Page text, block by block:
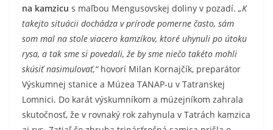
na kamzicu s maľbou Mengusovskej doliny v pozadí. „K
takejto situácii dochádza v prírode pomerne často, sám
som mal na stole viacero kamzíkov, ktoré uhynuli po útoku
rysa, a tak sme si povedali, že by sme niečo takéto mohli
skúsiť nasimulovať,“ hovorí Milan Kornajčík, preparátor
Výskumnej stanice a Múzea TANAP-u v Tatranskej
Lomnici. Do karát výskumníkom a múzejníkom zahrala
skutočnosť, že v rovnaký rok zahynula v Tatrách kamzica